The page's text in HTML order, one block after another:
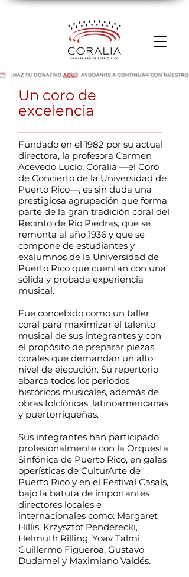
Un coro de
excelencia
Fundado en el 1982 por su actual
directora, la profesora Carmen
Acevedo Lucío, Coralia —el Coro
de Concierto de la Universidad de
Puerto Rico—, es sin duda una
prestigiosa agrupación que forma
parte de la gran tradición coral del
Recinto de Río Piedras, que se
remonta al año 1936 y que se
compone de estudiantes y
exalumnos de la Universidad de
Puerto Rico que cuentan con una
sólida y probada experiencia
musical.
Fue concebido como un taller
coral para maximizar el talento
musical de sus integrantes y con
el propósito de preparar piezas
corales que demandan un alto
nivel de ejecución. Su repertorio
abarca todos los periodos
históricos musicales, además de
obras folclóricas, latinoamericanas
y puertorriqueñas.
Sus integrantes han participado
profesionalmente con la Orquesta
Sinfónica de Puerto Rico, en galas
operísticas de CulturArte de
Puerto Rico y en el Festival Casals,
bajo la batuta de importantes
directores locales e
internacionales como: Margaret
Hillis, Krzysztof Penderecki,
Helmuth Rilling, Yoav Talmi,
Guillermo Figueroa, Gustavo
Dudamel y Maximiano Valdés.